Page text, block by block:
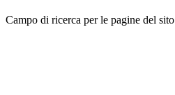
Campo di ricerca per le pagine del sito